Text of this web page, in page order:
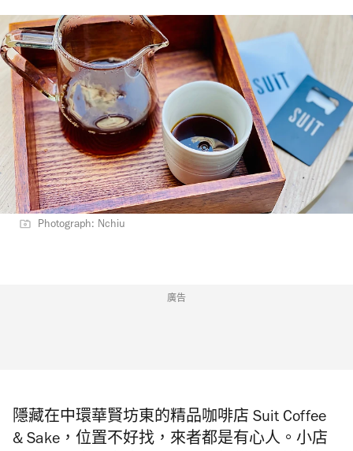
Photograph: Nchiu
廣告
隱藏在中環華賢坊東的精品咖啡店 Suit Coffee
& Sake，位置不好找，來者都是有心人。小店